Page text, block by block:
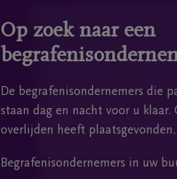
Op zoek naar een
De begrafenisondernemers die
staan dag en nacht voor u klaar.
overlijden heeft plaatsgevonden.
Begrafenisondernemers in uw